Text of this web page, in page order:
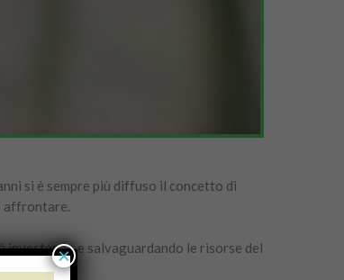
si è sempre più diffuso il concetto di
affrontare.
investendo e salvaguardando le risorse del
×